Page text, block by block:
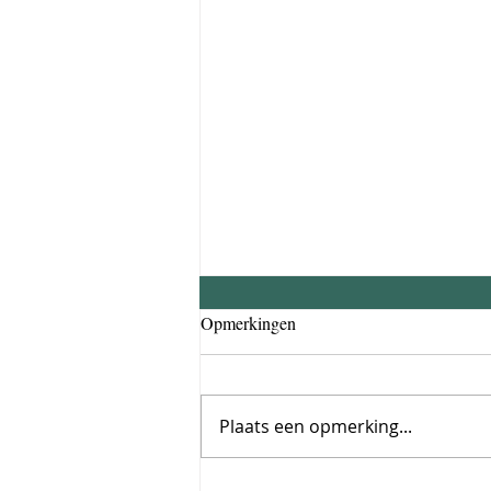
Bananen-chocoladebrood
Opmerkingen
Plaats een opmerking...